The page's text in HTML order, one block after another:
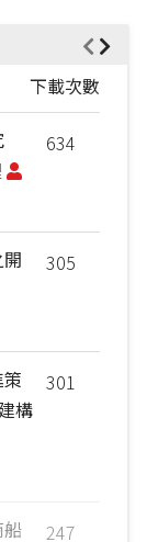
下載次數
634
305
301
構
247